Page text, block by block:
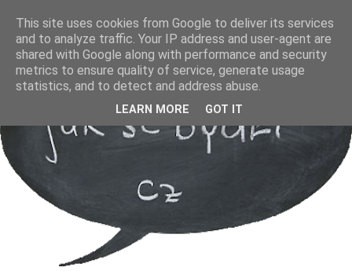
This site uses cookies from Google to deliver its services
and to analyze traffic. Your IP address and user-agent are
shared with Google along with performance and security
metrics to ensure quality of service, generate usage
statistics, and to detect and address abuse.
LEARN MORE GOT IT